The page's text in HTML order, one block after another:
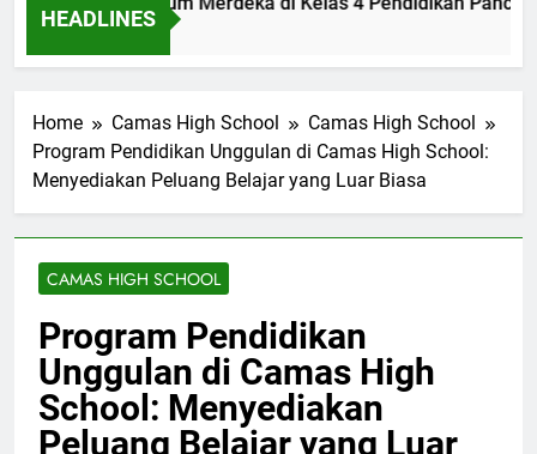
HEADLINES
Home Camas High School
Camas High School
Program Pendidikan Unggulan di Camas High School:
Menyediakan Peluang Belajar yang Luar Biasa
CAMAS HIGH SCHOOL
Program Pendidikan
Unggulan di Camas High
School: Menyediakan
Peluang Belajar yang Luar